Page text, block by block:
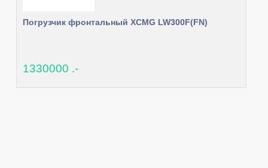
Погрузчик фронтальный XCMG LW300F(FN)
1330000 .-